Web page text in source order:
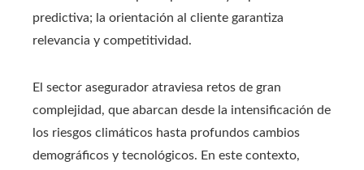
predictiva; la orientación al cliente garantiza
relevancia y competitividad.
El sector asegurador atraviesa retos de gran
complejidad, que abarcan desde la intensificación de
los riesgos climáticos hasta profundos cambios
demográficos y tecnológicos. En este contexto,